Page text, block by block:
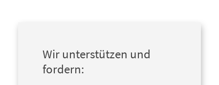
Wir unterstützen und
fordern: